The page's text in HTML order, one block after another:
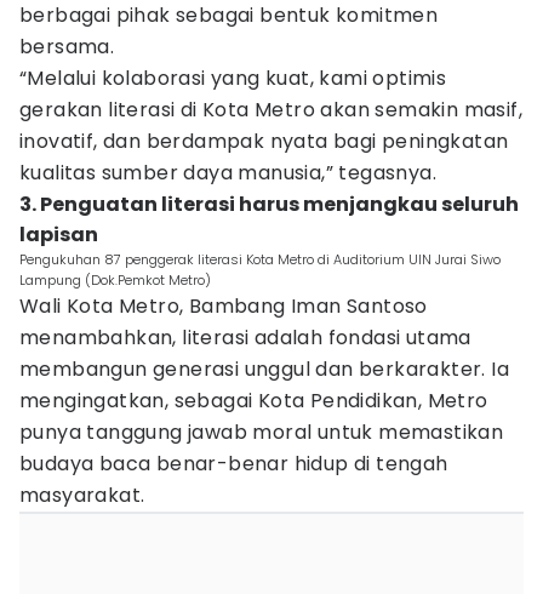
berbagai pihak sebagai bentuk komitmen
bersama.
“Melalui kolaborasi yang kuat, kami optimis
gerakan literasi di Kota Metro akan semakin masif,
inovatif, dan berdampak nyata bagi peningkatan
kualitas sumber daya manusia,” tegasnya.
3. Penguatan literasi harus menjangkau seluruh
lapisan
Pengukuhan 87 penggerak literasi Kota Metro di Auditorium UIN Jurai Siwo
Lampung (Dok.Pemkot Metro)
Wali Kota Metro, Bambang Iman Santoso
menambahkan, literasi adalah fondasi utama
membangun generasi unggul dan berkarakter. Ia
mengingatkan, sebagai Kota Pendidikan, Metro
punya tanggung jawab moral untuk memastikan
budaya baca benar-benar hidup di tengah
masyarakat.